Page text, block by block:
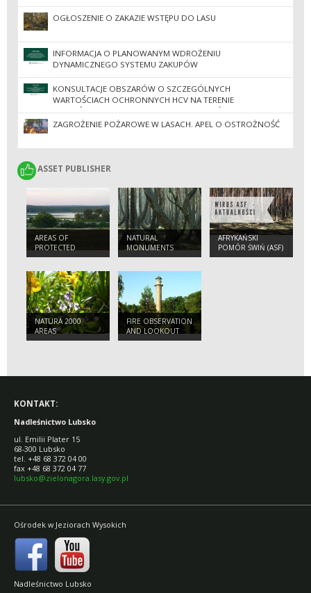
OGŁOSZENIE O ZAKAZIE WSTĘPU DO LASU
INFORMACJA O PLANOWANYM WDROŻENIU
DYNAMICZNEGO SYSTEMU ZAKUPÓW
KONSULTACJE OBSZARÓW O SZCZEGÓLNYCH
WARTOŚCIACH OCHRONNYCH HCV NA TERENIE
NADLEŚNICTW REGIONALNEJ DYREKCJI LASÓW
PAŃSTWOWYCH W ZIELONEJ GÓRZE
ZAGROŻENIE POŻAROWE W LASACH. APEL O OSTROŻNOŚĆ
ASSET PUBLISHER
ASSET PUBLISHER
AREAS OF
PROTECTED
LANDSCAPES
NATURAL
MONUMENTS
AFRYKAŃSKI
POMÓR ŚWIŃ (ASF)
- 2022
NATURA 2000
AREAS
FIRE OBSERVATION
AND LOOKOUT
TOWER IN JEZIORY
KONTAKT:
Nadleśnictwo Lubsko
ul. Emilii Plater 15
68-300 Lubsko
tel. +48 68 372 04 00
fax +48 68 372 04 77
lubsko@zielonagora.lasy.gov.pl
Ośrodek w Jeziorach Wysokich
Nadleśnictwo Lubsko